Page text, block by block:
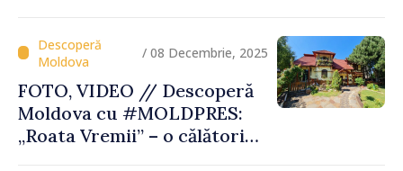
/ 08 Decembrie, 2025
FOTO, VIDEO // Descoperă
Moldova cu #MOLDPRES:
„Roata Vremii” – o călătorie